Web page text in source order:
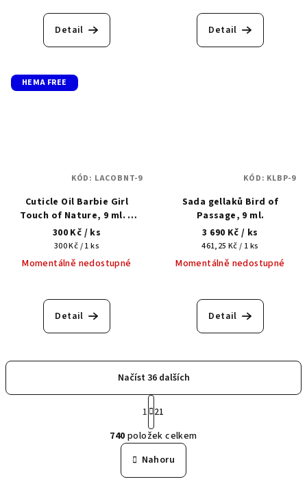
Detail Detail
HEMA FREE
Cuticle Oil Barbie Girl
Touch of Nature, 9 ml. –
olej na kůžičku
300 Kč / ks
Měrná
cena:
300 Kč / 1 ks
Momentálně nedostupné
Detail
KÓD: LACOBNT-9
Sada gellaků Bird of
Passage, 9 ml.
3 690 Kč / ks
Měrná
cena:
461,25 Kč / 1 ks
Momentálně nedostupné
Detail
KÓD: KLBP-9
O
v
l
á
Načíst 36 dalších
S
t
r
á
n
k
o
1 21
740 položek celkem
Nahoru